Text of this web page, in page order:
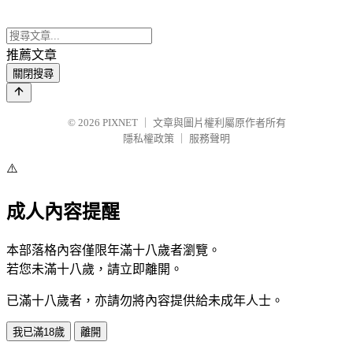
推薦文章
關閉搜尋
© 2026 PIXNET
文章與圖片權利屬原作者所有
隱私權政策
服務聲明
⚠️
成人內容提醒
本部落格內容僅限年滿十八歲者瀏覽。
若您未滿十八歲，請立即離開。
已滿十八歲者，亦請勿將內容提供給未成年人士。
我已滿18歲 離開